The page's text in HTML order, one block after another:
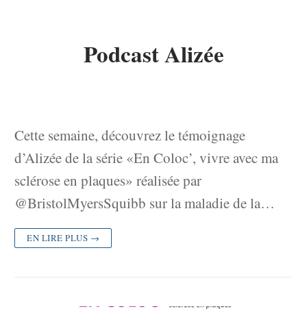
Podcast Alizée
Cette semaine, découvrez le témoignage
d’Alizée de la série «En Coloc’, vivre avec ma
sclérose en plaques» réalisée par
@BristolMyersSquibb sur la maladie de la…
EN LIRE PLUS →